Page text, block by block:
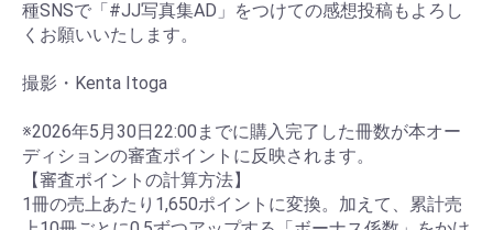
種SNSで「#JJ写真集AD」をつけての感想投稿もよろし
くお願いいたします。
撮影・Kenta Itoga
※2026年5月30日22:00までに購入完了した冊数が本オー
ディションの審査ポイントに反映されます。
【審査ポイントの計算方法】
1冊の売上あたり1,650ポイントに変換。加えて、累計売